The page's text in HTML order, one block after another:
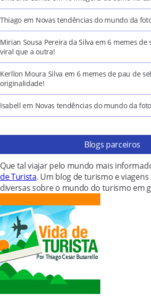
Thiago em Novas tendências do mundo da
Mirian Sousa Pereira da Silva em6 memes de
viral que a outra!
Kerllon Moura Silva em 6 memes de pau de
originalidade!
Isabell em Novas tendências do mundo da
Blogs parceiros
Que tal viajar pelo mundo mais
de Turista. Um blog de turismo e
diversas sobre o mundo do turismo em